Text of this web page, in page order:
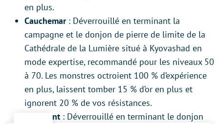
en plus.
Cauchemar : Déverrouillé en terminant la
campagne et le donjon de pierre de limite de la
Cathédrale de la Lumière situé à Kyovashad en
mode expertise, recommandé pour les niveaux 50
à 70. Les monstres octroient 100 % d’expérience
en plus, laissent tomber 15 % d’or en plus et
ignorent 20 % de vos résistances.
Tourment : Déverrouillé en terminant le donjon